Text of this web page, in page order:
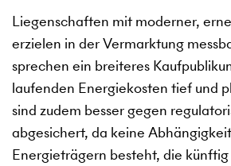
Liegenschaften mit moderner,
erzielen in der Vermarktung
sprechen ein breiteres
laufenden Energiekosten tief und
sind zudem besser gegen
abgesichert, da keine
Energieträgern besteht, die